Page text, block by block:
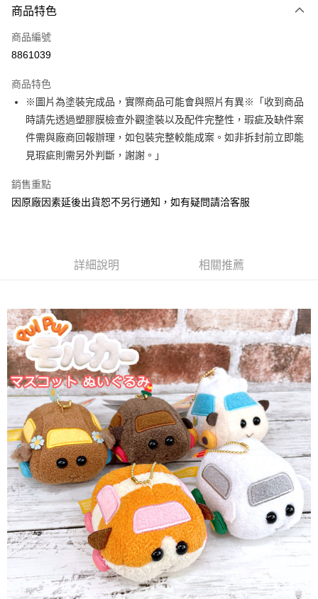
信用卡一次付款
超商取貨付款
Google Pay
全盈+PAY
大哥付你分期
【大哥付你分期使用說明】
1.本服務由台灣大哥大提供，台灣大哥大用戶可立即使用無須另外申請。
2.付款方式選擇「大哥付你分期」，訂單成立後會自動跳轉到大哥付的交易
4.訂單成立30分鐘內，如未前往確認交易或遇審核未通過，訂單將自動取
1.分期款項不併入電信帳單，「大哥付你分期」於每月結算日後寄送繳費提
醒簡訊。
2.透過簡訊連結打開帳單後，可選擇「超商條碼／台灣大直營門市／銀行轉
帳／街口支付／iPASS MONEY」等通路繳費。
【注意事項】
1.本服務係由「台灣大哥大股份有限公司」（以下簡稱本公司）所提供，讓
用戶於交易時，得透過本服務購買商品或服務，並由商店將買賣／分期付款
買賣價金債權讓與本公司後，依約使用本公司帳單繳交帳款。
2.基於同意付款使用「大哥付你分期」之契約關係目的，商店將以您的個人
資料（包含姓名、電話或地址）提供予台灣大哥大進項蒐集、處理及利用，
由本公司與您本人進行分期帳單所需資料之確認、核對及更正。
3.完整用戶服務條款，請詳閱以下連結：https://oppay.tw/userRule
ATM付款
每筆NT$90，滿NT$3,000(含以上)免運費
每筆NT$90，滿NT$3,000(含以上)免運費
現貨-7-11取貨付款
每筆NT$90，滿NT$3,000(含以上)免運費
現貨-付款後7-11取貨
每筆NT$90，滿NT$3,000(含以上)免運費
現貨-宅配
每筆NT$120，滿NT$3,000(含以上)免運費
現貨-宅配(離島)
每筆NT$160，滿NT$3,000(含以上)免運費
東海門市自取，需自備購物袋取貨唷。
免運費
商品特色
商品編號
8861039
商品特色
※圖片為塗裝完成品，實際商品可能會與照片有異※「收到商品
時請先透過塑膠膜檢查外觀塗裝以及配件完整性，瑕疵及缺件案
件需與廠商回報辦理，如包裝完整較能成案。如非拆封前立即能
見瑕疵則需另外判斷，謝謝。」
銷售重點
因原廠因素延後出貨恕不另行通知，如有疑問請洽客服
詳細說明 相關推薦